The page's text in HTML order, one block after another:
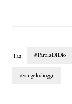
Tag: #ParolaDiDio
#vangelodioggi